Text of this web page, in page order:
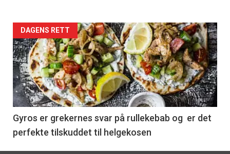
Forsiden
akkurat
nå
-
6
DAGENS RETT
Gyros er grekernes svar på rullekebab og er det
perfekte tilskuddet til helgekosen